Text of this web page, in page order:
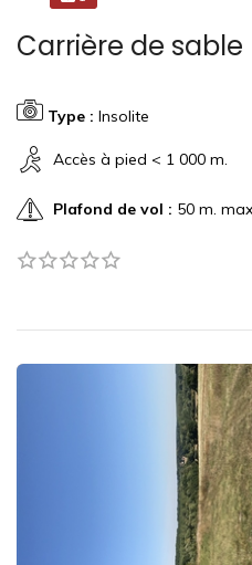
Carrière de sable
Type : Insolite
Accès à pied < 1 000 m.
Plafond de vol : 50 m.